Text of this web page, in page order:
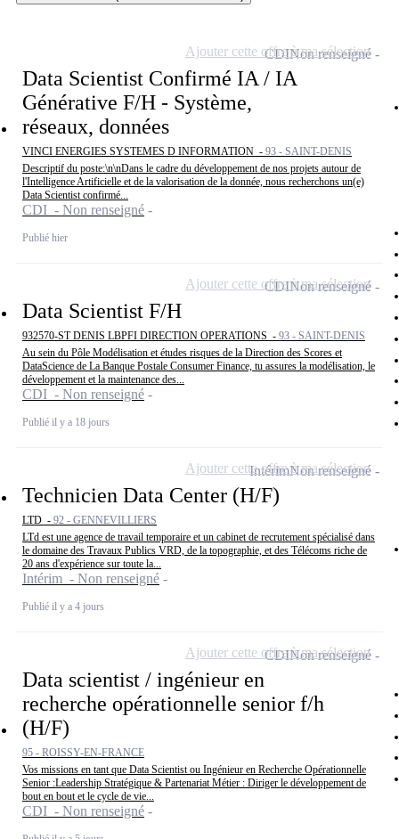
Data Scientist Confirmé IA / IA
Générative F/H - Système,
réseaux, données
VINCI ENERGIES SYSTEMES D INFORMATION - 93 - SAINT-DENIS
Descriptif du poste:\n\nDans le cadre du développement de nos projets autour de
l'Intelligence Artificielle et de la valorisation de la donnée, nous recherchons un(e)
Data Scientist confirmé...
CDI - Non renseigné
Publié hier
CDINon renseigné
Ajouter cette offre à ma sélection
Data Scientist F/H
932570-ST DENIS LBPFI DIRECTION OPERATIONS - 93 - SAINT-DENIS
Au sein du Pôle Modélisation et études risques de la Direction des Scores et
DataScience de La Banque Postale Consumer Finance, tu assures la modélisation, le
développement et la maintenance des...
CDI - Non renseigné
Publié il y a 18 jours
CDINon renseigné
Ajouter cette offre à ma sélection
Technicien Data Center (H/F)
LTD - 92 - GENNEVILLIERS
LTd est une agence de travail temporaire et un cabinet de recrutement spécialisé dans
le domaine des Travaux Publics VRD, de la topographie, et des Télécoms riche de
20 ans d'expérience sur toute la...
Intérim - Non renseigné
Publié il y a 4 jours
IntérimNon renseigné
Ajouter cette offre à ma sélection
Data scientist / ingénieur en
recherche opérationnelle senior f/h
(H/F)
95 - ROISSY-EN-FRANCE
Vos missions en tant que Data Scientist ou Ingénieur en Recherche Opérationnelle
Senior :Leadership Stratégique & Partenariat Métier : Diriger le développement de
bout en bout et le cycle de vie...
CDI - Non renseigné
CDINon renseigné
Ajouter cette offre à ma sélection